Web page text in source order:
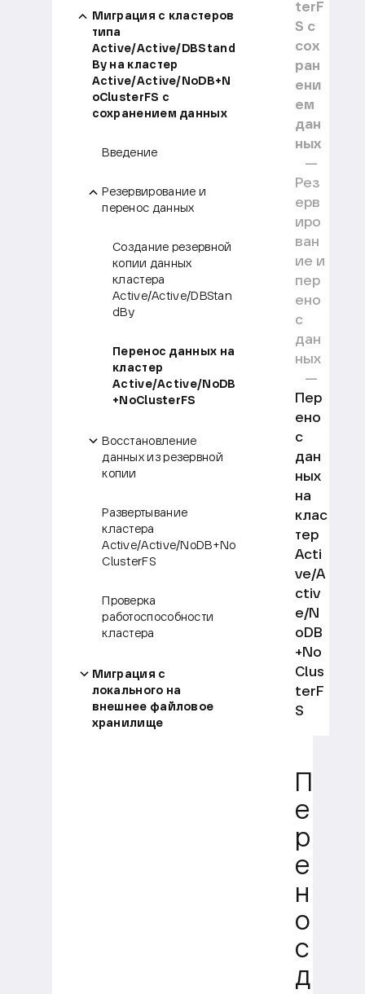
Миграция с кластеров
типа
Active/Active/DBStand
By на кластер
Active/Active/NoDB+N
oClusterFS с
сохранением данных
Введение
Резервирование и
перенос данных
Создание резервной
копии данных
кластера
Active/Active/DBStan
dBy
Перенос данных на
кластер
Active/Active/NoDB
+NoClusterFS
Восстановление
данных из резервной
копии
Развертывание
кластера
Active/Active/NoDB+No
ClusterFS
Проверка
работоспособности
кластера
Миграция с
локального на
внешнее файловое
хранилище
terF
S с
сох
ран
ени
ем
дан
ных
Рез
ерв
иро
ван
ие и
пер
ено
с
дан
ных
Пер
ено
с
дан
ных
на
клас
тер
Acti
ve/A
ctiv
e/N
oDB
+No
Clus
terF
S
е
р
е
н
о
с
д